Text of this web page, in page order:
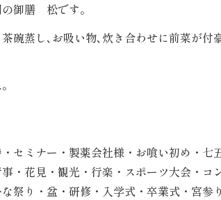
御膳 松です。
碗蒸し､お吸い物､炊き合わせに前菜が付
セミナー・製薬会社様・お喰い初め・七
・花見・観光・行楽・スポーツ大会・コ
祭り・盆・研修・入学式・卒業式・宮参